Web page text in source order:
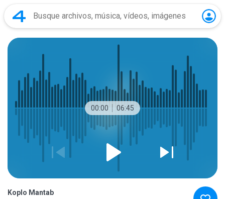
00:00 06:45
Koplo Mantab